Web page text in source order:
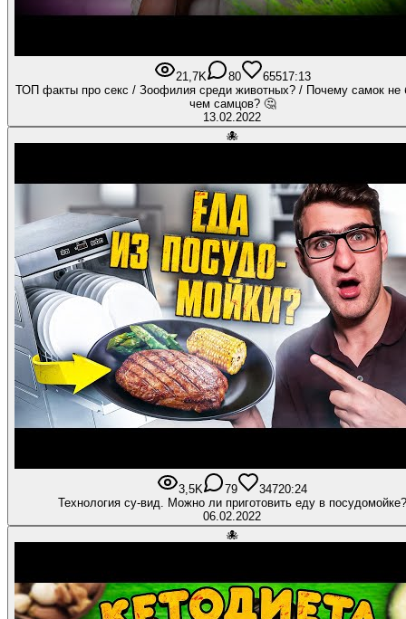
21,7K 80 65517:13
ТОП факты про секс / Зоофилия среди животных? / Почему самок не
чем самцов? 🤔
13.02.2022
🐙
3,5K 79 34720:24
Технология су-вид. Можно ли приготовить еду в посудомойке?
06.02.2022
🐙